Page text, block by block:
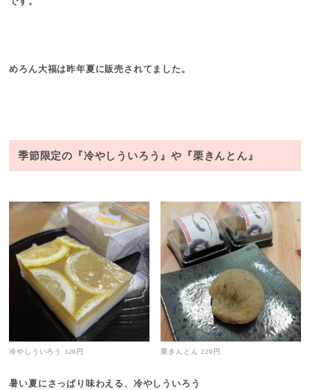
めろん大福は昨年夏に販売されてました。
季節限定の『冷やしういろう』や『栗きんとん』
冷やしういろう 320円 栗きんとん 220円
暑い夏にさっぱり味わえる、冷やしういろう